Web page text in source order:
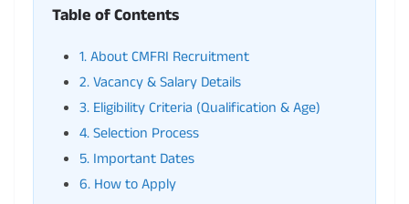
Table of Contents
1. About CMFRI Recruitment
2. Vacancy & Salary Details
3. Eligibility Criteria (Qualification & Age)
4. Selection Process
5. Important Dates
6. How to Apply